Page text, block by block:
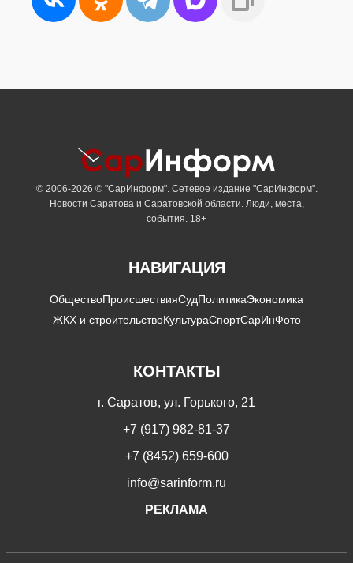
© 2006-2026 © "СарИнформ". Сетевое издание "СарИнформ".
Новости Саратова и Саратовской области. Люди, места,
события. 18+
НАВИГАЦИЯ
ОбществоПроисшествияСудПолитикаЭкономика
ЖКХ и строительствоКультураСпортСарИнФото
КОНТАКТЫ
г. Саратов, ул. Горького, 21
+7 (917) 982-81-37
+7 (8452) 659-600
info@sarinform.ru
РЕКЛАМА